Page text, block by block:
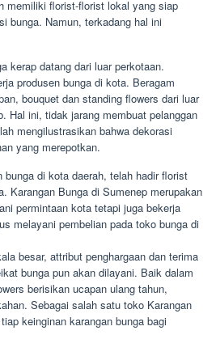
memiliki florist-florist lokal yang siap
bunga. Namun, terkadang hal ini
kerap datang dari luar perkotaan.
produsen bunga di kota. Beragam
bouquet dan standing flowers dari luar
Hal ini, tidak jarang membuat pelanggan
mengilustrasikan bahwa dekorasi
yang merepotkan.
di kota daerah, telah hadir florist
Karangan Bunga di Sumenep merupakan
permintaan kota tetapi juga bekerja
melayani pembelian pada toko bunga di
besar, attribut penghargaan dan terima
bunga pun akan dilayani. Baik dalam
berisikan ucapan ulang tahun,
Sebagai salah satu toko Karangan
keinginan karangan bunga bagi